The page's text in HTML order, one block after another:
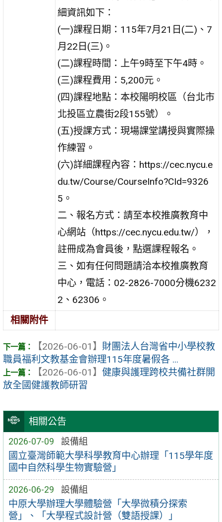
相關公告
2026-07-09 設備組
國立臺灣師範大學科學教育中心辦理「115學年度
國中自然科學生物實驗營」
2026-06-29 設備組
中原大學辦理大學體驗營「大學微積分探索
營」、「大學程式設計營（雙語授課）」
細資訊如下：
(一)課程日期：115年7月21日(二)、7
月22日(三)。
(二)課程時間：上午9時至下午4時。
(三)課程費用：5,200元。
(四)課程地點：本校陽明校區（台北市
北投區立農街2段155號）。
(五)授課方式：現場課堂講授與實際操
作練習。
(六)詳細課程內容：https://cec.nycu.e
du.tw/Course/CourseInfo?CId=9326
5。
二、報名方式：請至本校推廣教育中
心網站（https://cec.nycu.edu.tw/），
註冊成為會員後，點選課程報名。
三、如有任何問題請洽本校推廣教育
中心，電話：02-2826-7000分機6232
2、62306。
相關附件
【2026-06-01】 財團法人台灣省中小學校教
職員福利文教基金會辦理115年度暑假各 ...
【2026-06-01】 健康與護理跨校共備社群開
放全國健護教師研習